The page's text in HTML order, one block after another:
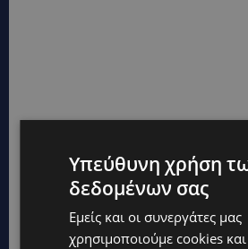
Υπεύθυνη χρήση
δεδομένων σας
Εμείς και οι συνεργάτες μας
χρησιμοποιούμε cookies